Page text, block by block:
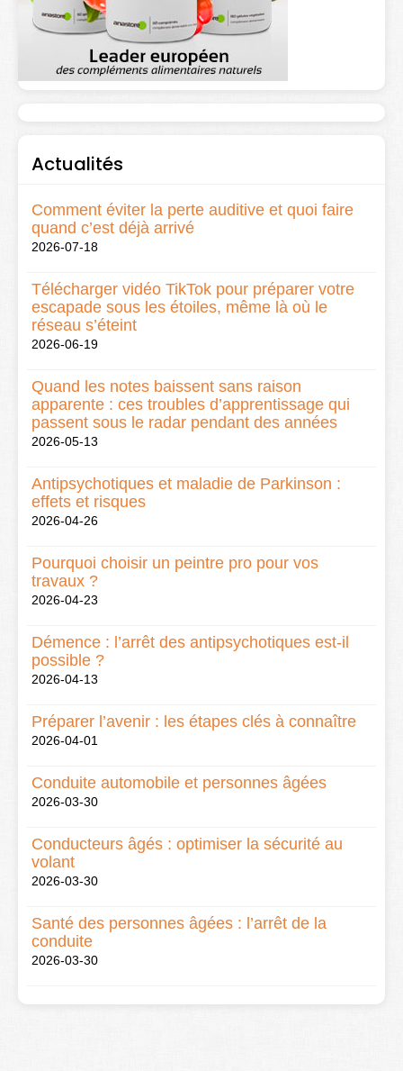
Actualités
Comment éviter la perte auditive et quoi faire
quand c’est déjà arrivé
2026-07-18
Télécharger vidéo TikTok pour préparer votre
escapade sous les étoiles, même là où le
réseau s’éteint
2026-06-19
Quand les notes baissent sans raison
apparente : ces troubles d’apprentissage qui
passent sous le radar pendant des années
2026-05-13
Antipsychotiques et maladie de Parkinson :
effets et risques
2026-04-26
Pourquoi choisir un peintre pro pour vos
travaux ?
2026-04-23
Démence : l’arrêt des antipsychotiques est-il
possible ?
2026-04-13
Préparer l’avenir : les étapes clés à connaître
2026-04-01
Conduite automobile et personnes âgées
2026-03-30
Conducteurs âgés : optimiser la sécurité au
volant
2026-03-30
Santé des personnes âgées : l’arrêt de la
conduite
2026-03-30